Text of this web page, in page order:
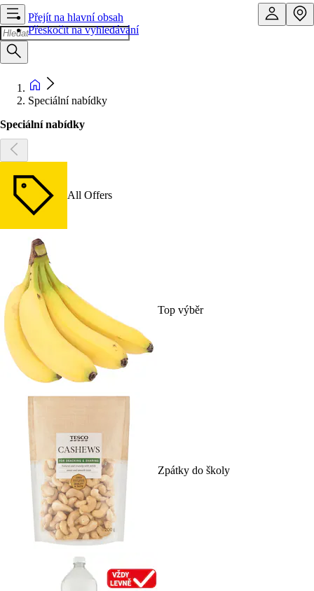
Přejít na hlavní obsah
Přeskočit na vyhledávání
Speciální nabídky
Speciální nabídky
All Offers
Top výběr
Zpátky do školy